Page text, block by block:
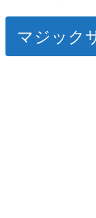
マジック